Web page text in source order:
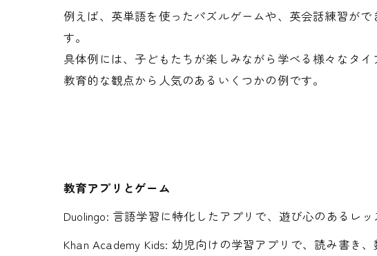
例えば、英単語を使ったパズルゲームや、英会話練習が
す。
具体例には、子どもたちが楽しみながら学べる様々なタ
教育的な観点から人気のあるいくつかの例です。
教育アプリとゲーム
Duolingo: 言語学習に特化したアプリで、遊び心のあるレ
Khan Academy Kids: 幼児向けの学習アプリで、読み書き